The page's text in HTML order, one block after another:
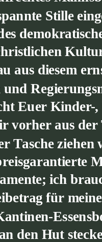
Stille
aus diesem
Euer Kinder-
vorher aus der
Tasche ziehen
ich
für meine
den Hut